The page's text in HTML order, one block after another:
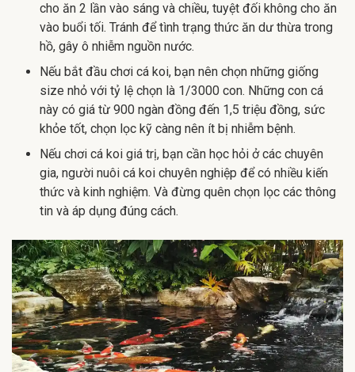
cho ăn 2 lần vào sáng và chiều, tuyệt đối không cho ăn
vào buổi tối. Tránh để tình trạng thức ăn dư thừa trong
hồ, gây ô nhiễm nguồn nước.
Nếu bắt đầu chơi cá koi, bạn nên chọn những giống
size nhỏ với tỷ lệ chọn là 1/3000 con. Những con cá
này có giá từ 900 ngàn đồng đến 1,5 triệu đồng, sức
khỏe tốt, chọn lọc kỹ càng nên ít bị nhiễm bệnh.
Nếu chơi cá koi giá trị, bạn cần học hỏi ở các chuyên
gia, người nuôi cá koi chuyên nghiệp để có nhiều kiến
thức và kinh nghiệm. Và đừng quên chọn lọc các thông
tin và áp dụng đúng cách.